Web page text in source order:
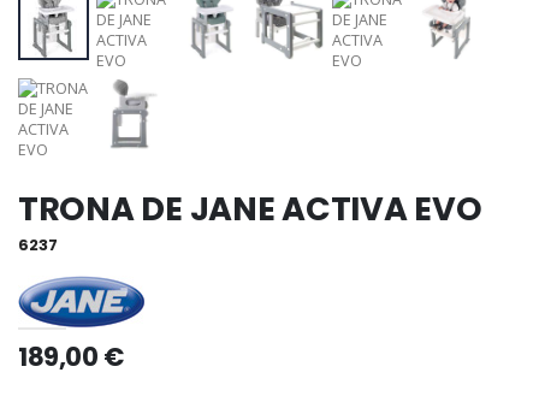
TRONA DE JANE ACTIVA EVO
6237
189,00 €